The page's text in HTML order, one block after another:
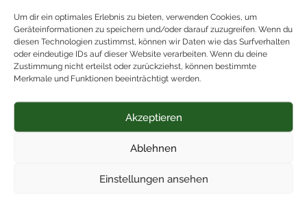
Um dir ein optimales Erlebnis zu bieten, verwenden Cookies, um
Geräteinformationen zu speichern und/oder darauf zuzugreifen. Wenn du
diesen Technologien zustimmst, können wir Daten wie das Surfverhalten
oder eindeutige IDs auf dieser Website verarbeiten. Wenn du deine
Zustimmung nicht erteilst oder zurückziehst, können bestimmte
Merkmale und Funktionen beeinträchtigt werden.
Akzeptieren
Ablehnen
Einstellungen ansehen
ab69,90€
Verpackungen
Muttertag
Geburtstag
Aufmerksamkeiten